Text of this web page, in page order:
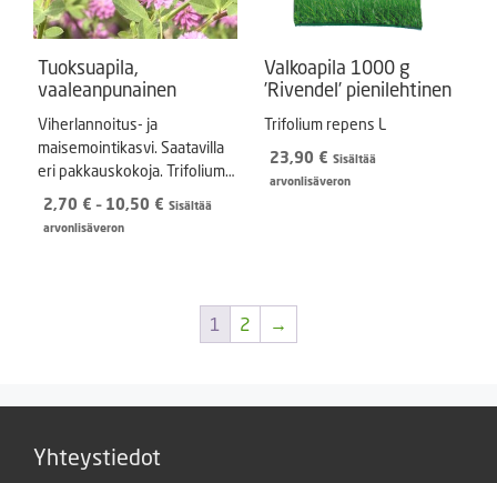
Tuoksuapila,
vaaleanpunainen
Viherlannoitus- ja
maisemointikasvi. Saatavilla
eri pakkauskokoja. Trifolium
resupinatum, pink.
2,70 € – 10,50 € Hintaluokka:
Sisältää
arvonlisäveron
Valkoapila 1000 g
’Rivendel’ pienilehtinen
Trifolium repens L
23,90 € Sisältää
arvonlisäveron
1 2 →
Yhteystiedot